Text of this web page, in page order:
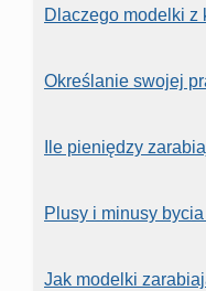
Dlaczego modelki z
Określanie swojej
Ile pieniędzy
Plusy i minusy
Jak modelki